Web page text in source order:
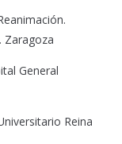
Zaragoza
General
Reina